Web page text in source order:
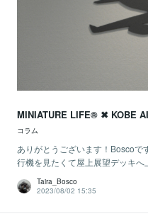
MINIATURE LIFE® ✖ KOBE
コラム
ありがとうございます！Bosco
行機を見たくて屋上展望デッキへ
Taira_Bosco
2023/08/02 15:35